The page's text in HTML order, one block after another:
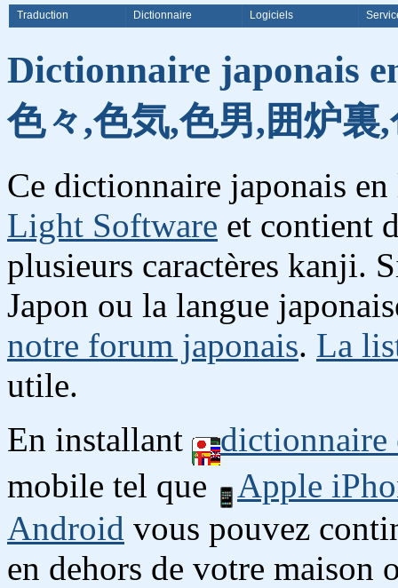
Traduction Dictionnaire Logiciels
Dictionnaire japonais
色々,色気,色男,囲炉裏
Ce dictionnaire japonais
Light Software et contient
plusieurs caractères kanji.
Japon ou la langue
notre forum japonais. La
utile.
En installant
mobile tel que
Apple
Android vous pouvez
en dehors de votre maison